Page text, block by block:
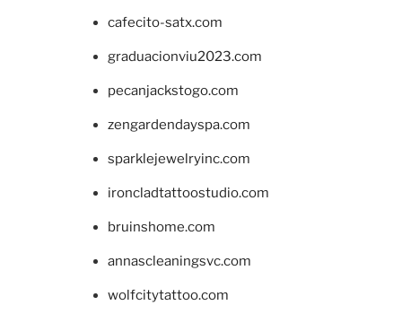
cafecito-satx.com
graduacionviu2023.com
pecanjackstogo.com
zengardendayspa.com
sparklejewelryinc.com
ironcladtattoostudio.com
bruinshome.com
annascleaningsvc.com
wolfcitytattoo.com